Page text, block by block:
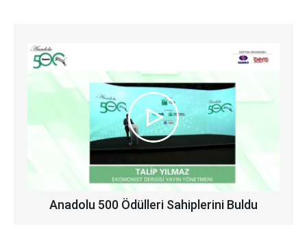
Anadolu 500 Ödülleri Sahiplerini Buldu